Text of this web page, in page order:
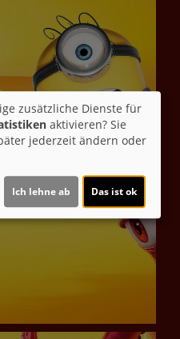
zusätzliche Dienste für
aktivieren? Sie
jederzeit ändern oder
Ich lehne ab Das ist ok